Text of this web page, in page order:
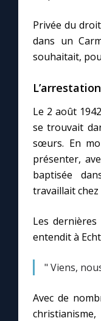
Privée du
dans un
souhaitait,
Le 2 août
se trouvait
sœurs. En
présenter,
baptisée
travaillait chez
Les dernières
entendit à
" Viens,
Avec de